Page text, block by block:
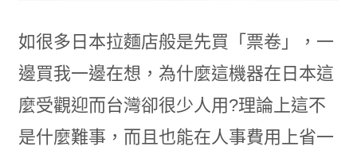
如很多日本拉麵店般是先買「票卷」，一
邊買我一邊在想，為什麼這機器在日本這
麼受觀迎而台灣卻很少人用?理論上這不
是什麼難事，而且也能在人事費用上省一